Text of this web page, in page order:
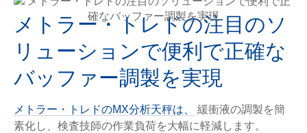
メトラー・トレドの注目のソ
リューションで便利で正確な
バッファー調製を実現
メトラー・トレドのMX分析天秤は、
緩衝液の調製を簡
素化し、検査技師の作業負荷を大幅に軽減します。